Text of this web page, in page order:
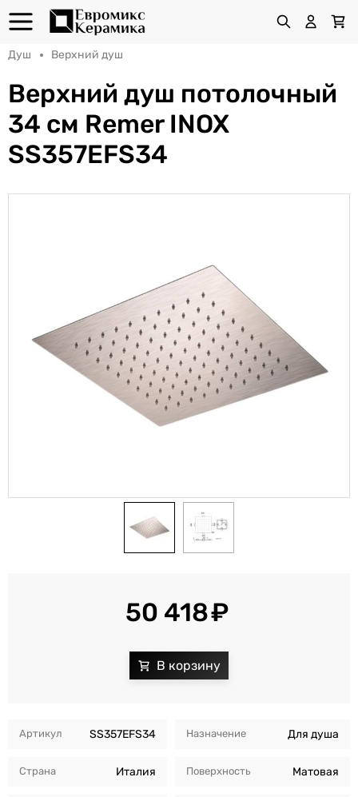
Душ Верхний душ
Верхний душ потолочный
34 см Remer INOX
SS357EFS34
Артикул SS357EFS34
Страна Италия
Назначение Для душа
Поверхность Матовая
50 418